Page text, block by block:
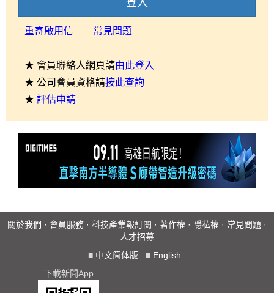
登入
重寄啟用信 常見問題
★ 會員聯絡人網頁請由此登入
★ 公司會員資格請按此查詢
★ 評估申請
關於我們 · 會員服務 · 科技產業報訂閱 · 著作權 · 隱私權 · 常見問題 ·
人才招募
■ 中文简体版 ■ English
下載新聞App